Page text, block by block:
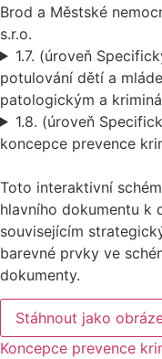
Brod a Městské
s.r.o.
1.7. (úroveň
potulování dětí a
patologickým a
1.8. (úroveň
koncepce prevence
Toto interaktivní
hlavního dokumentu k
souvisejícím
barevné prvky ve
dokumenty.
Stáhnout jako
Koncepce prevence